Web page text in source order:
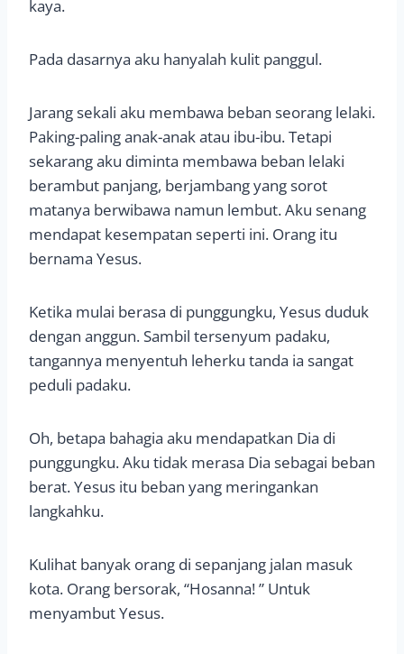
kaya.
Pada dasarnya aku hanyalah kulit panggul.
Jarang sekali aku membawa beban seorang lelaki.
Paking-paling anak-anak atau ibu-ibu. Tetapi
sekarang aku diminta membawa beban lelaki
berambut panjang, berjambang yang sorot
matanya berwibawa namun lembut. Aku senang
mendapat kesempatan seperti ini. Orang itu
bernama Yesus.
Ketika mulai berasa di punggungku, Yesus duduk
dengan anggun. Sambil tersenyum padaku,
tangannya menyentuh leherku tanda ia sangat
peduli padaku.
Oh, betapa bahagia aku mendapatkan Dia di
punggungku. Aku tidak merasa Dia sebagai beban
berat. Yesus itu beban yang meringankan
langkahku.
Kulihat banyak orang di sepanjang jalan masuk
kota. Orang bersorak, “Hosanna! ” Untuk
menyambut Yesus.